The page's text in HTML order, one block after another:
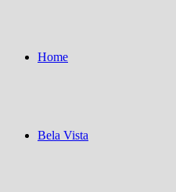
Home
Bela Vista